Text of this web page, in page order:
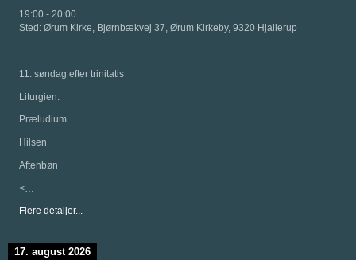
19:00 - 20:00
Sted: Ørum Kirke, Bjørnbækvej 37, Ørum Kirkeby, 9320 Hjallerup
11. søndag efter trinitatis
Liturgien:
Præludium
Hilsen
Aftenbøn
<…
Flere detaljer...
17. august 2026